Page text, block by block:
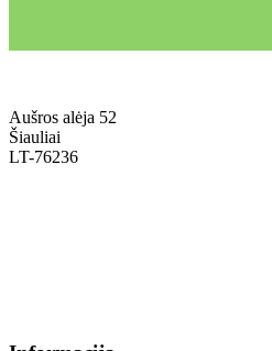
Aušros alėja 52
Šiauliai
LT-76236